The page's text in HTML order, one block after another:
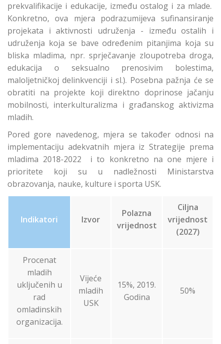
prekvalifikacije i edukacije, između ostalog i za mlade.
Konkretno, ova mjera podrazumijeva sufinansiranje
projekata i aktivnosti udruženja - između ostalih i
udruženja koja se bave određenim pitanjima koja su
bliska mladima, npr. sprječavanje zloupotreba droga,
edukacija o seksualno prenosivim bolestima,
maloljetničkoj delinkvenciji i sl.). Posebna pažnja će se
obratiti na projekte koji direktno doprinose jačanju
mоbilnоsti, intеrkulturаlizma i građanskog aktivizma
mlаdih.
Pored gore navedenog, mjera se također odnosi na
implementaciju adekvatnih mjera iz Strategije prema
mladima 2018-2022 i to konkretno na one mjere i
prioritete koji su u nadležnosti Ministarstva
obrazovanja, nauke, kulture i sporta USK.
Indikatori Izvor
Polazna
vrijednost
Ciljna
vrijednost
(2027)
Procenat
mladih
uključenih u
rad
omladinskih
organizacija.
Vijeće
mladih
USK
15%, 2019.
Godina
50%